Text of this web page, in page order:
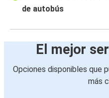
de autobús
El mejor
Opciones disponibles que
más